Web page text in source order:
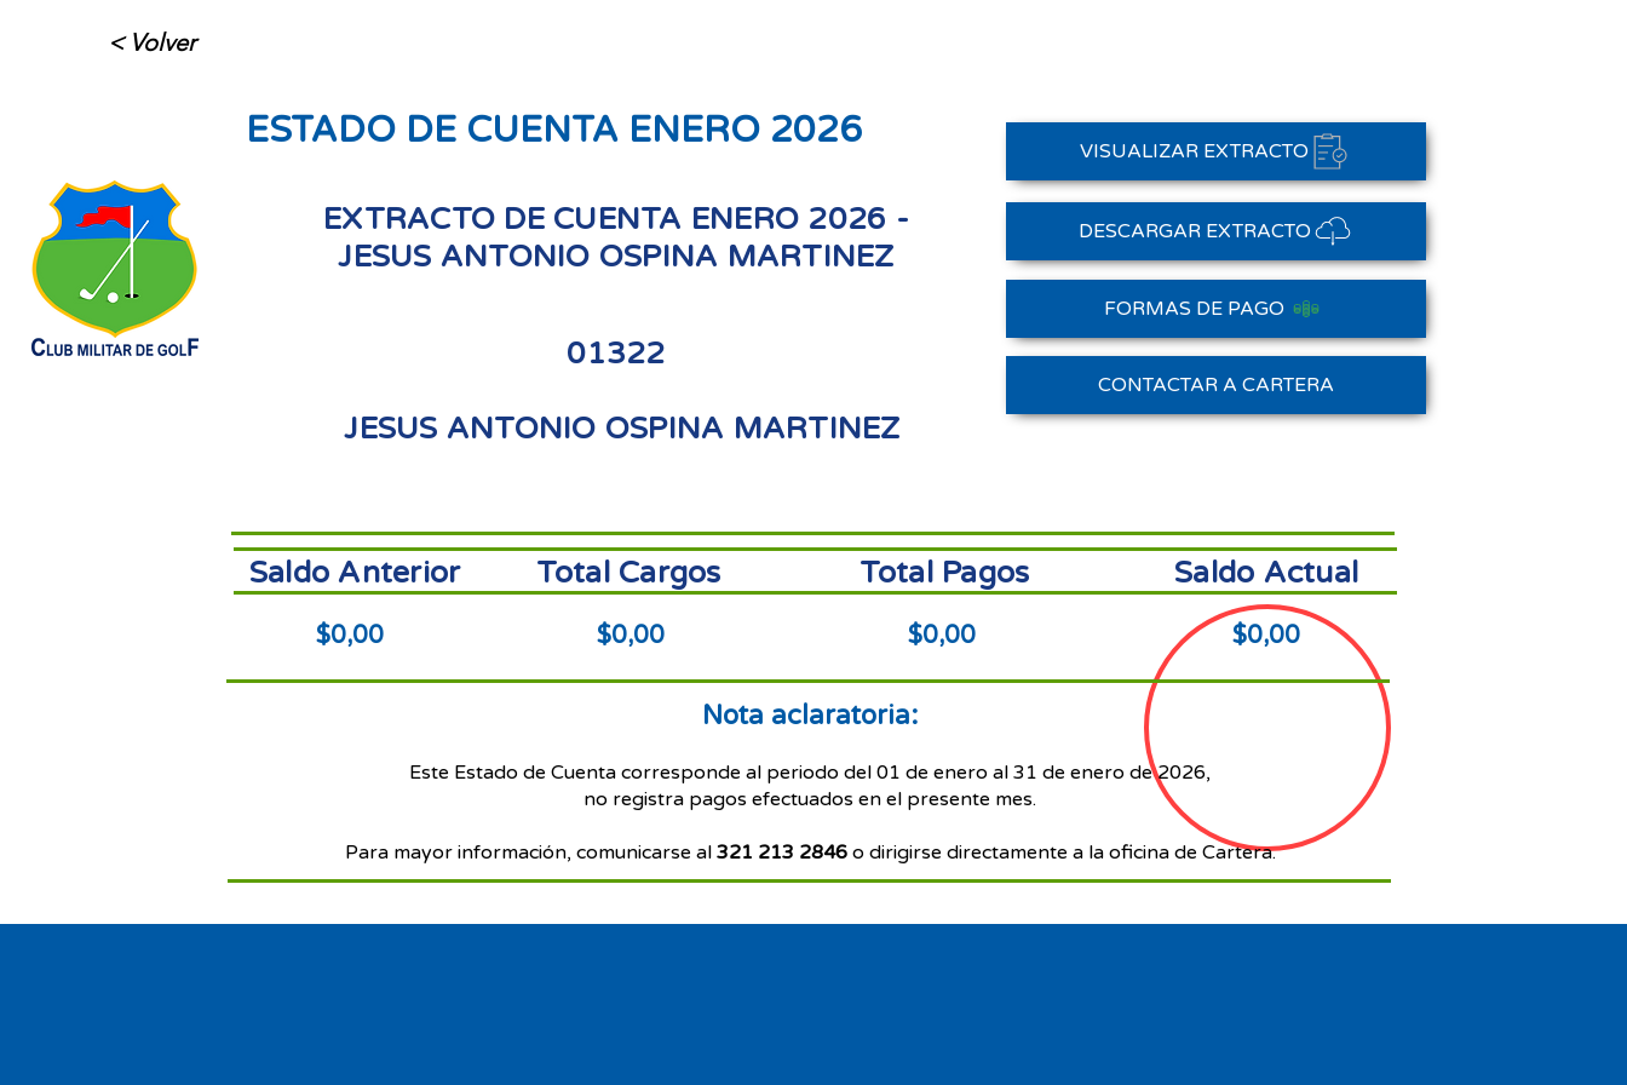
< Volver
ESTADO DE CUENTA ENERO 2026
EXTRACTO DE CUENTA ENERO 2026 -
JESUS ANTONIO OSPINA MARTINEZ
01322
Saldo Anterior
JESUS ANTONIO OSPINA MARTINEZ
VISUALIZAR EXTRACTO
DESCARGAR EXTRACTO
FORMAS DE PAGO
CONTACTAR A CARTERA
Saldo Anterior Total Cargos Total Pagos Saldo Actual
$0,00 $0,00 $0,00 $0,00
Nota aclaratoria:
Este Estado de Cuenta corresponde al periodo del 01 de enero al 31 de enero de 2026,
no registra pagos efectuados en el presente mes.
Para mayor información, comunicarse al 321 213 2846o dirigirse directamente a la oficina de Cartera.